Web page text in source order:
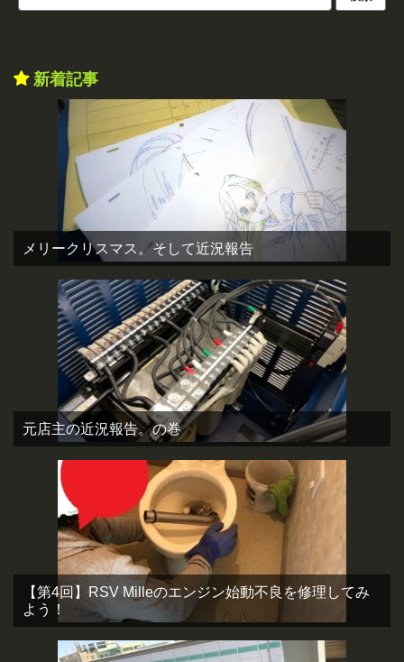
新着記事
メリークリスマス。そして近況報告
元店主の近況報告。の巻
【第4回】RSV Milleのエンジン始動不良を修理してみ
よう！